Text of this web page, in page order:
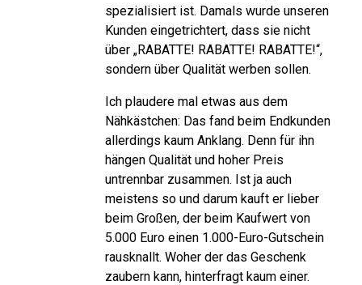
spezialisiert ist. Damals wurde unseren
Kunden eingetrichtert, dass sie nicht
über „RABATTE! RABATTE! RABATTE!“,
sondern über Qualität werben sollen.
Ich plaudere mal etwas aus dem
Nähkästchen: Das fand beim Endkunden
allerdings kaum Anklang. Denn für ihn
hängen Qualität und hoher Preis
untrennbar zusammen. Ist ja auch
meistens so und darum kauft er lieber
beim Großen, der beim Kaufwert von
5.000 Euro einen 1.000-Euro-Gutschein
rausknallt. Woher der das Geschenk
zaubern kann, hinterfragt kaum einer.